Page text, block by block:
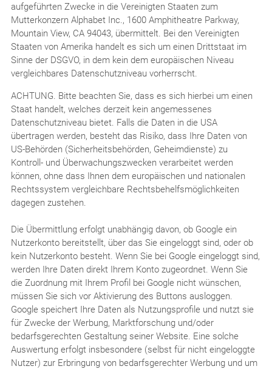
aufgeführten Zwecke in die Vereinigten Staaten zum
Mutterkonzern Alphabet Inc., 1600 Amphitheatre Parkway,
Mountain View, CA 94043, übermittelt. Bei den Vereinigten
Staaten von Amerika handelt es sich um einen Drittstaat im
Sinne der DSGVO, in dem kein dem europäischen Niveau
vergleichbares Datenschutzniveau vorherrscht.
ACHTUNG. Bitte beachten Sie, dass es sich hierbei um einen
Staat handelt, welches derzeit kein angemessenes
Datenschutzniveau bietet. Falls die Daten in die USA
übertragen werden, besteht das Risiko, dass Ihre Daten von
US-Behörden (Sicherheitsbehörden, Geheimdienste) zu
Kontroll- und Überwachungszwecken verarbeitet werden
können, ohne dass Ihnen dem europäischen und nationalen
Rechtssystem vergleichbare Rechtsbehelfsmöglichkeiten
dagegen zustehen.
Die Übermittlung erfolgt unabhängig davon, ob Google ein
Nutzerkonto bereitstellt, über das Sie eingeloggt sind, oder ob
kein Nutzerkonto besteht. Wenn Sie bei Google eingeloggt sind,
werden Ihre Daten direkt Ihrem Konto zugeordnet. Wenn Sie
die Zuordnung mit Ihrem Profil bei Google nicht wünschen,
müssen Sie sich vor Aktivierung des Buttons ausloggen.
Google speichert Ihre Daten als Nutzungsprofile und nutzt sie
für Zwecke der Werbung, Marktforschung und/oder
bedarfsgerechten Gestaltung seiner Website. Eine solche
Auswertung erfolgt insbesondere (selbst für nicht eingeloggte
Nutzer) zur Erbringung von bedarfsgerechter Werbung und um